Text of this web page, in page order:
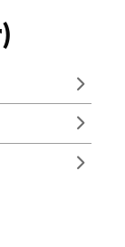
KULTUR-
Komposition
Weitere